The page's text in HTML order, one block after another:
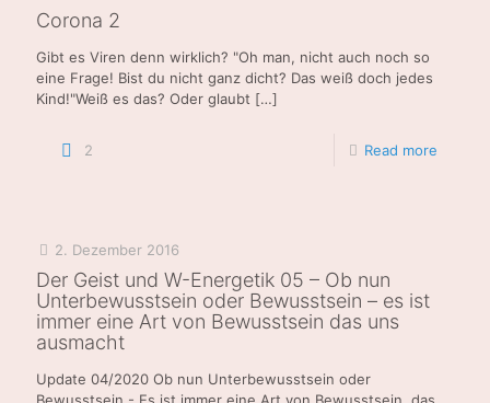
Corona 2
Gibt es Viren denn wirklich? "Oh man, nicht auch noch so
eine Frage! Bist du nicht ganz dicht? Das weiß doch jedes
Kind!"Weiß es das? Oder glaubt […]
2 Read more
2. Dezember 2016
Der Geist und W-Energetik 05 – Ob nun
Unterbewusstsein oder Bewusstsein – es ist
immer eine Art von Bewusstsein das uns
ausmacht
Update 04/2020 Ob nun Unterbewusstsein oder